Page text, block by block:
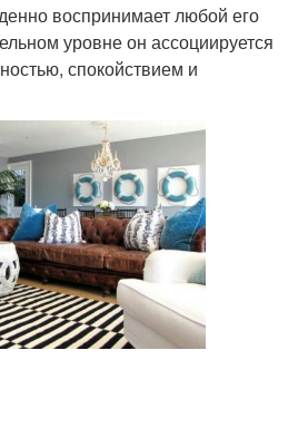
воспринимает любой его
уровне он ассоциируется
спокойствием и